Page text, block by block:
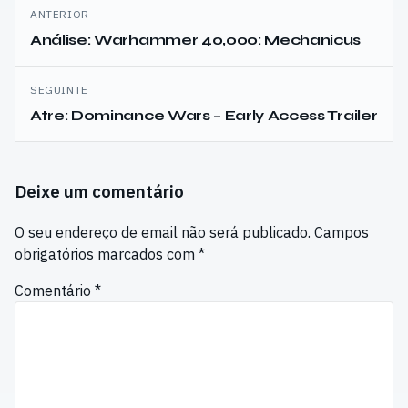
Navegação
de
artigos
ANTERIOR
Análise: Warhammer 40,000: Mechanicus
SEGUINTE
Atre: Dominance Wars – Early Access Trailer
Deixe um comentário
O seu endereço de email não será publicado. Campos
obrigatórios marcados com *
Comentário *